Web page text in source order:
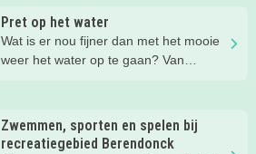
Pret op het water
Wat is er nou fijner dan met het mooie
weer het water op te gaan? Van
je de leukste tips voor op én in het
Zwemmen, sporten en spelen bij
recreatiegebied Berendonck